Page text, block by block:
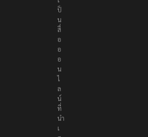
s
เ
ป็
น
สื่
อ
อ
อ
น
ไ
ล
น์
ที่